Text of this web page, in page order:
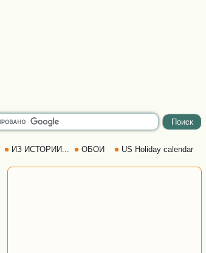
ИЗ ИСТОРИИ... ОБОИ US Holiday calendar